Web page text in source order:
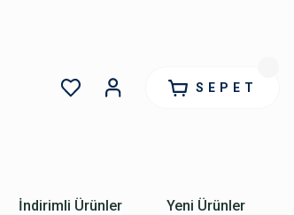
SEPET
İndirimli Ürünler Yeni Ürünler